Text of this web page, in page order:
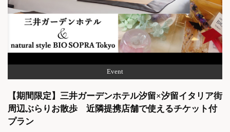
Event
【期間限定】三井ガーデンホテル汐留×汐留イタリア街
周辺ぶらりお散歩 近隣提携店舗で使えるチケット付
プラン